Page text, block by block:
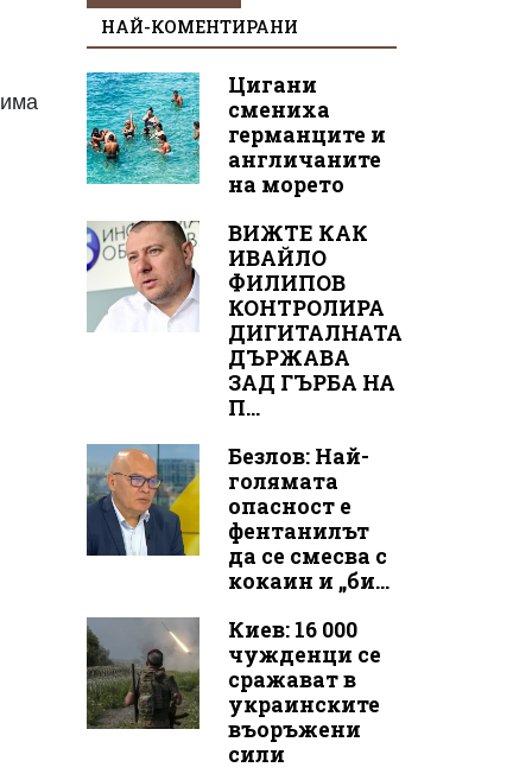
НАЙ-КОМЕНТИРАНИ
Цигани
смениха
германците и
англичаните
на морето
ВИЖТЕ КАК
ИВАЙЛО
ФИЛИПОВ
КОНТРОЛИРА
ДИГИТАЛНАТА
ДЪРЖАВА
ЗАД ГЪРБА НА
П...
Безлов: Най-
голямата
опасност е
фентанилът
да се смесва с
кокаин и „би...
Киев: 16 000
чужденци се
сражават в
украинските
въоръжени
сили